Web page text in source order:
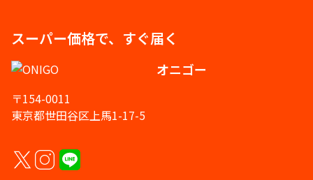
スーパー価格で、すぐ届く
オニゴー
〒154-0011
東京都世田谷区上馬1-17-5